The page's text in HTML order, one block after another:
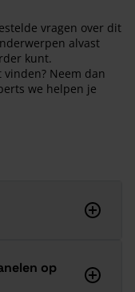
vragen over dit
alvast
kunt.
Neem dan
we helpen je
op